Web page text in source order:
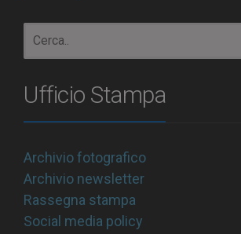
Ufficio Stampa
Archivio fotografico
Archivio newsletter
Rassegna stampa
Social media policy